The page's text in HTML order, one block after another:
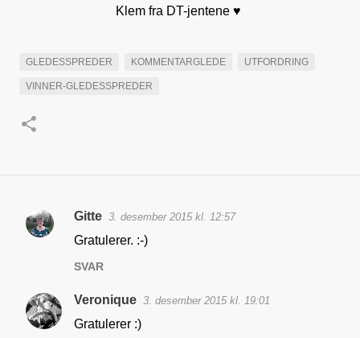
Klem fra DT-jentene ♥
GLEDESSPREDER KOMMENTARGLEDE UTFORDRING
VINNER-GLEDESSPREDER
K
m
e
Gitte 3. desember 2015 kl. 12:57
Gratulerer. :-)
SVAR
Veronique 3. desember 2015 kl. 19:01
Gratulerer :)